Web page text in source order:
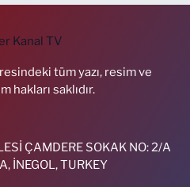
tüm yazı, resim ve
hakları saklıdır.
ÇAMDERE SOKAK NO: 2/A
İNEGOL, TURKEY